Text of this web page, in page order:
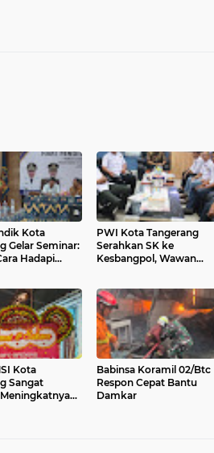
Kota
Gelar Seminar:
Hadapi
PWI Kota Tangerang
Serahkan SK ke
Kesbangpol, Wawan
Fatal
Kota
Sangat
Babinsa Koramil 02/Btc
Respon Cepat Bantu
Damkar